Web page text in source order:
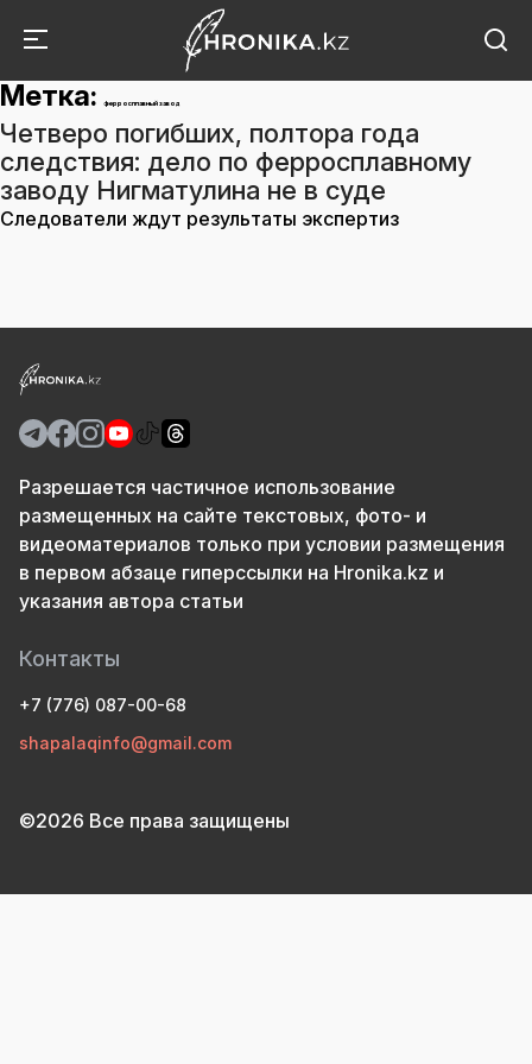
Метка: ферросплавный завод
Четверо погибших, полтора года
следствия: дело по ферросплавному
заводу Нигматулина не в суде
Следователи ждут результаты экспертиз
Разрешается частичное использование
размещенных на сайте текстовых, фото- и
видеоматериалов только при условии размещения
в первом абзаце гиперссылки на Hronika.kz и
указания автора статьи
Контакты
+7 (776) 087-00-68
shapalaqinfo@gmail.com
©2026 Все права защищены